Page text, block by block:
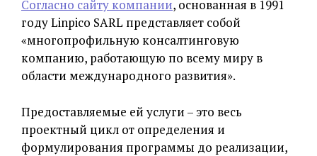
Согласно сайту компании, основанная в 1991
году Linpico SARL представляет собой
«многопрофильную консалтинговую
компанию, работающую по всему миру в
области международного развития».
Предоставляемые ей услуги – это весь
проектный цикл от определения и
формулирования программы до реализации,